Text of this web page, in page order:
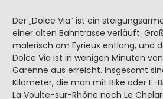
Der „Dolce Via“ ist ein
einer alten Bahntrasse verläuft.
malerisch am Eyrieux entlang, und
Dolce Via ist in wenigen Minuten
Garenne aus erreicht. Insgesamt
Kilometer, die man mit Bike oder E-
La Voulte-sur-Rhône nach Le